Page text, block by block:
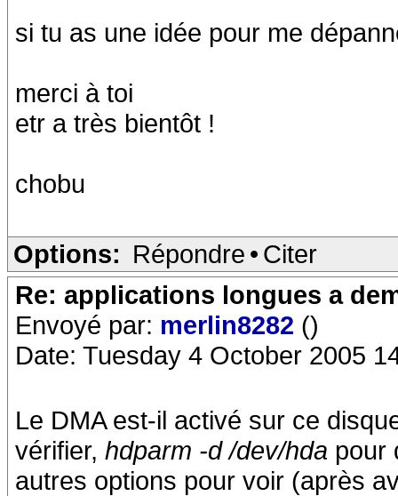
si tu as une idée pour me
merci à toi
etr a très bientôt !
chobu
Options: Répondre • Citer
Re: applications longues a
Envoyé par: merlin8282 ()
Date: Tuesday 4 October 2005
Le DMA est-il activé sur ce
vérifier, hdparm -d /dev/hda pour
autres options pour voir (après